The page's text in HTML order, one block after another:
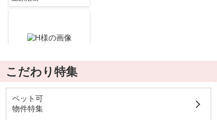
5.7 万 円 / 2LDK
上原治樹
こだわり特集
ペット可
物件特集